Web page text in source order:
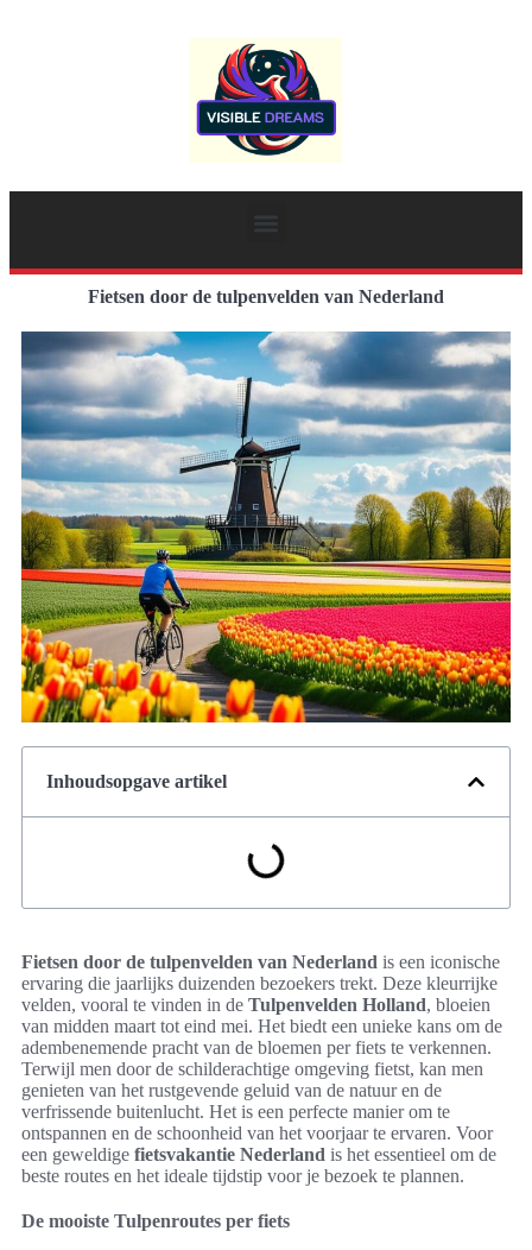
Fietsen door de tulpenvelden van Nederland
Inhoudsopgave artikel
Fietsen door de tulpenvelden van Nederland is een iconische
ervaring die jaarlijks duizenden bezoekers trekt. Deze kleurrijke
velden, vooral te vinden in de Tulpenvelden Holland, bloeien
van midden maart tot eind mei. Het biedt een unieke kans om de
adembenemende pracht van de bloemen per fiets te verkennen.
Terwijl men door de schilderachtige omgeving fietst, kan men
genieten van het rustgevende geluid van de natuur en de
verfrissende buitenlucht. Het is een perfecte manier om te
ontspannen en de schoonheid van het voorjaar te ervaren. Voor
een geweldige fietsvakantie Nederland is het essentieel om de
beste routes en het ideale tijdstip voor je bezoek te plannen.
De mooiste Tulpenroutes per fiets